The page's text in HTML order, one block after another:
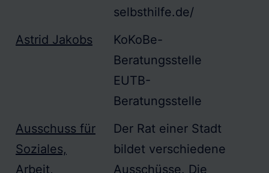
selbsthilfe.de/
Astrid Jakobs
KoKoBe-
Beratungsstelle
EUTB-
Beratungsstelle
Ausschuss für
Soziales,
Arbeit,
Der Rat einer Stadt
bildet verschiedene
Ausschüsse. Die